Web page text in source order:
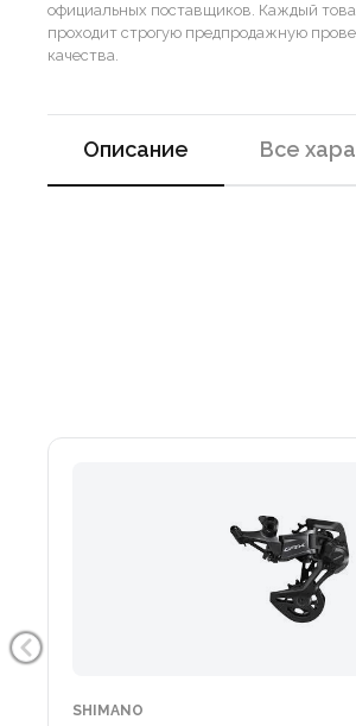
официальных поставщиков. Каждый
проходит строгую предпродажную
качества.
Описание Все
SHIMANO